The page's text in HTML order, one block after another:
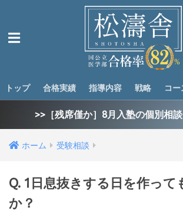
トップ 合格実績 指導内容 戦略 コ
>>［残席僅か］8月入塾の個別相
ホーム 受験相談
Q. 1日息抜きする日を作って
か？